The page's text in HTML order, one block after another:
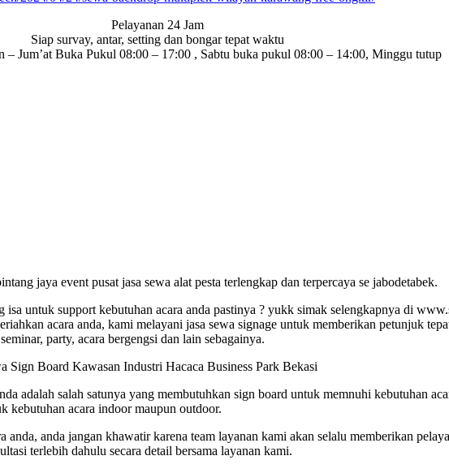
Pelayanan 24 Jam
Siap survay, antar, setting dan bongar tepat waktu
– Jum’at Buka Pukul 08:00 – 17:00 , Sabtu buka pukul 08:00 – 14:00, Minggu tutup
jaya event pusat jasa sewa alat pesta terlengkap dan terpercaya se jabodetabek.
isa untuk support kebutuhan acara anda pastinya ? yukk simak selengkapnya di
acara anda, kami melayani jasa sewa signage untuk memberikan petunjuk
party, acara bergengsi dan lain sebagainya.
adalah salah satunya yang membutuhkan sign board untuk memnuhi kebutuhan
kebutuhan acara indoor maupun outdoor.
anda jangan khawatir karena team layanan kami akan selalu memberikan
terlebih dahulu secara detail bersama layanan kami.